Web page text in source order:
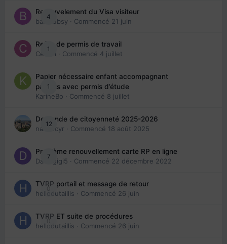
4
Renouvelement du Visa visiteur
babibubsy · Commencé 21 juin
1
Refus de permis de travail
Cedbri · Commencé 4 juillet
1
Papier nécessaire enfant accompagnant
parents avec permis d’étude
KarineBo · Commencé 8 juillet
12
Demande de citoyenneté 2025-2026
nanancyr · Commencé 18 août 2025
7
Problème renouvellement carte RP en ligne
Davidgigi5 · Commencé 22 décembre 2022
0
TVRP portail et message de retour
hellodutaillis · Commencé 26 juin
0
TVRP ET suite de procédures
hellodutaillis · Commencé 26 juin